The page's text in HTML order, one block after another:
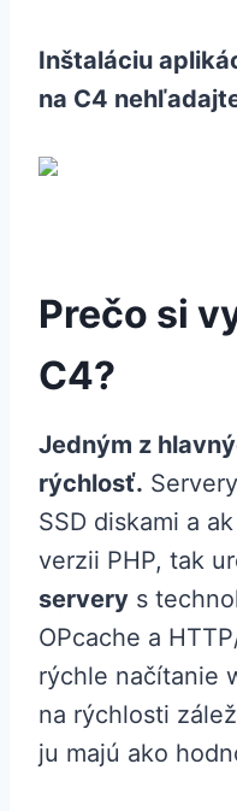
Inštaláciu
na C4
Prečo si
C4?
Jedným z
rýchlosť.
SSD diskami a
verzii PHP, tak
servery s
OPcache a
rýchle načítanie
na rýchlosti
ju majú ako